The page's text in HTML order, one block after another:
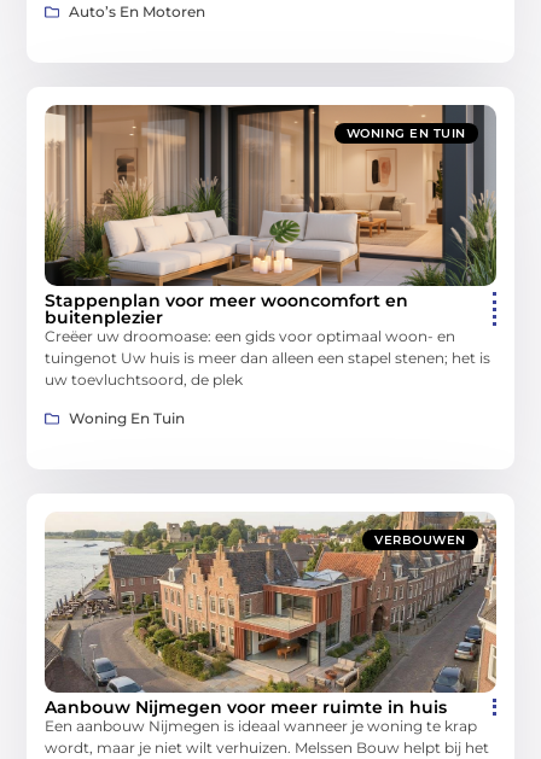
Auto’s En Motoren
WONING EN TUIN
Stappenplan voor meer wooncomfort en
buitenplezier
Creëer uw droomoase: een gids voor optimaal woon- en
tuingenot Uw huis is meer dan alleen een stapel stenen; het is
uw toevluchtsoord, de plek
Woning En Tuin
VERBOUWEN
Aanbouw Nijmegen voor meer ruimte in huis
Een aanbouw Nijmegen is ideaal wanneer je woning te krap
wordt, maar je niet wilt verhuizen. Melssen Bouw helpt bij het